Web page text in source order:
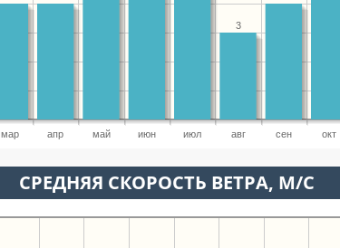
мар апр май июн июл авг сен окт
3
СРЕДНЯЯ СКОРОСТЬ ВЕТРА, М/С